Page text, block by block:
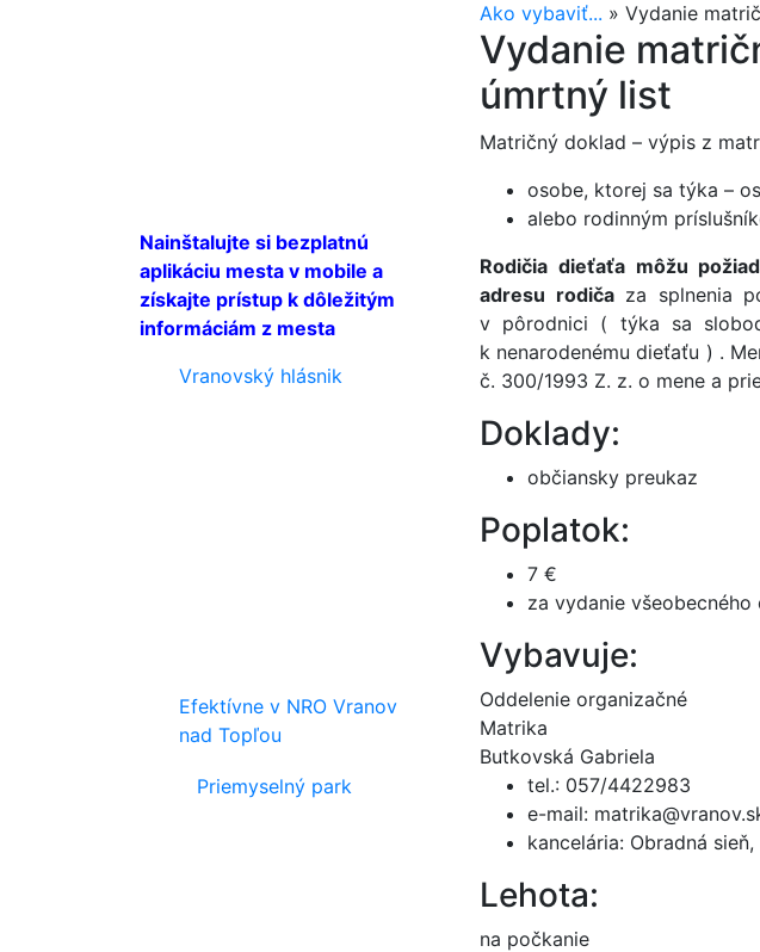
Nainštalujte si bezplatnú
aplikáciu mesta v mobile a
získajte prístup k dôležitým
informáciám z mesta
Vranovský hlásnik
Efektívne v NRO Vranov
nad Topľou
Priemyselný park
Ako vybaviť... » Vydanie
Vydanie
úmrtný list
Matričný doklad – výpis z
osobe, ktorej sa týka –
alebo rodinným
Rodičia dieťaťa môžu
adresu rodičaza splnenia
v pôrodnici ( týka sa
k nenarodenému dieťaťu ) .
č. 300/1993 Z. z. o mene a
Doklady:
občiansky preukaz
Poplatok:
7 €
za vydanie všeobecného
Vybavuje:
Oddelenie organizačné
Matrika
Butkovská Gabriela
tel.: 057/4422983
e-mail:
kancelária: Obradná
Lehota:
na počkanie